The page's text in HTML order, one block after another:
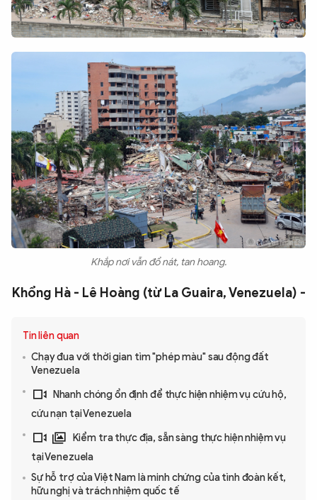
Khắp nơi vẫn đổ nát, tan hoang.
Khổng Hà - Lê Hoàng (từ La Guaira, Venezuela) -
Tin liên quan
Chạy đua với thời gian tìm "phép màu" sau động đất
Venezuela
Nhanh chóng ổn định để thực hiện nhiệm vụ cứu hộ,
cứu nạn tại Venezuela
Kiểm tra thực địa, sẵn sàng thực hiện nhiệm vụ
tại Venezuela
Sự hỗ trợ của Việt Nam là minh chứng của tình đoàn kết,
hữu nghị và trách nhiệm quốc tế